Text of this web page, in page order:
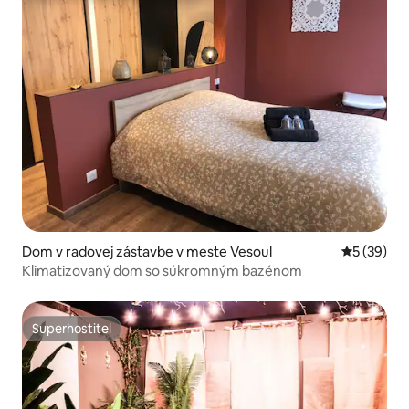
Dom v radovej zástavbe v meste Vesoul
5 (39)
Klimatizovaný dom so súkromným bazénom
Superhostiteľ
Superhostiteľ